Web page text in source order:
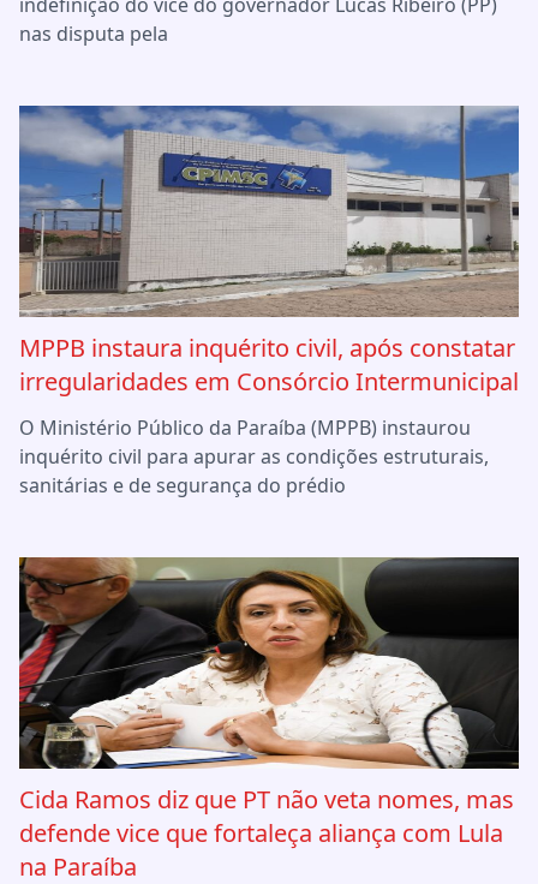
nas disputa pela
MPPB instaura inquérito civil, após constatar
irregularidades em Consórcio Intermunicipal
O Ministério Público da Paraíba (MPPB) instaurou
inquérito civil para apurar as condições estruturais,
sanitárias e de segurança do prédio
Cida Ramos diz que PT não veta nomes, mas
defende vice que fortaleça aliança com Lula
na Paraíba